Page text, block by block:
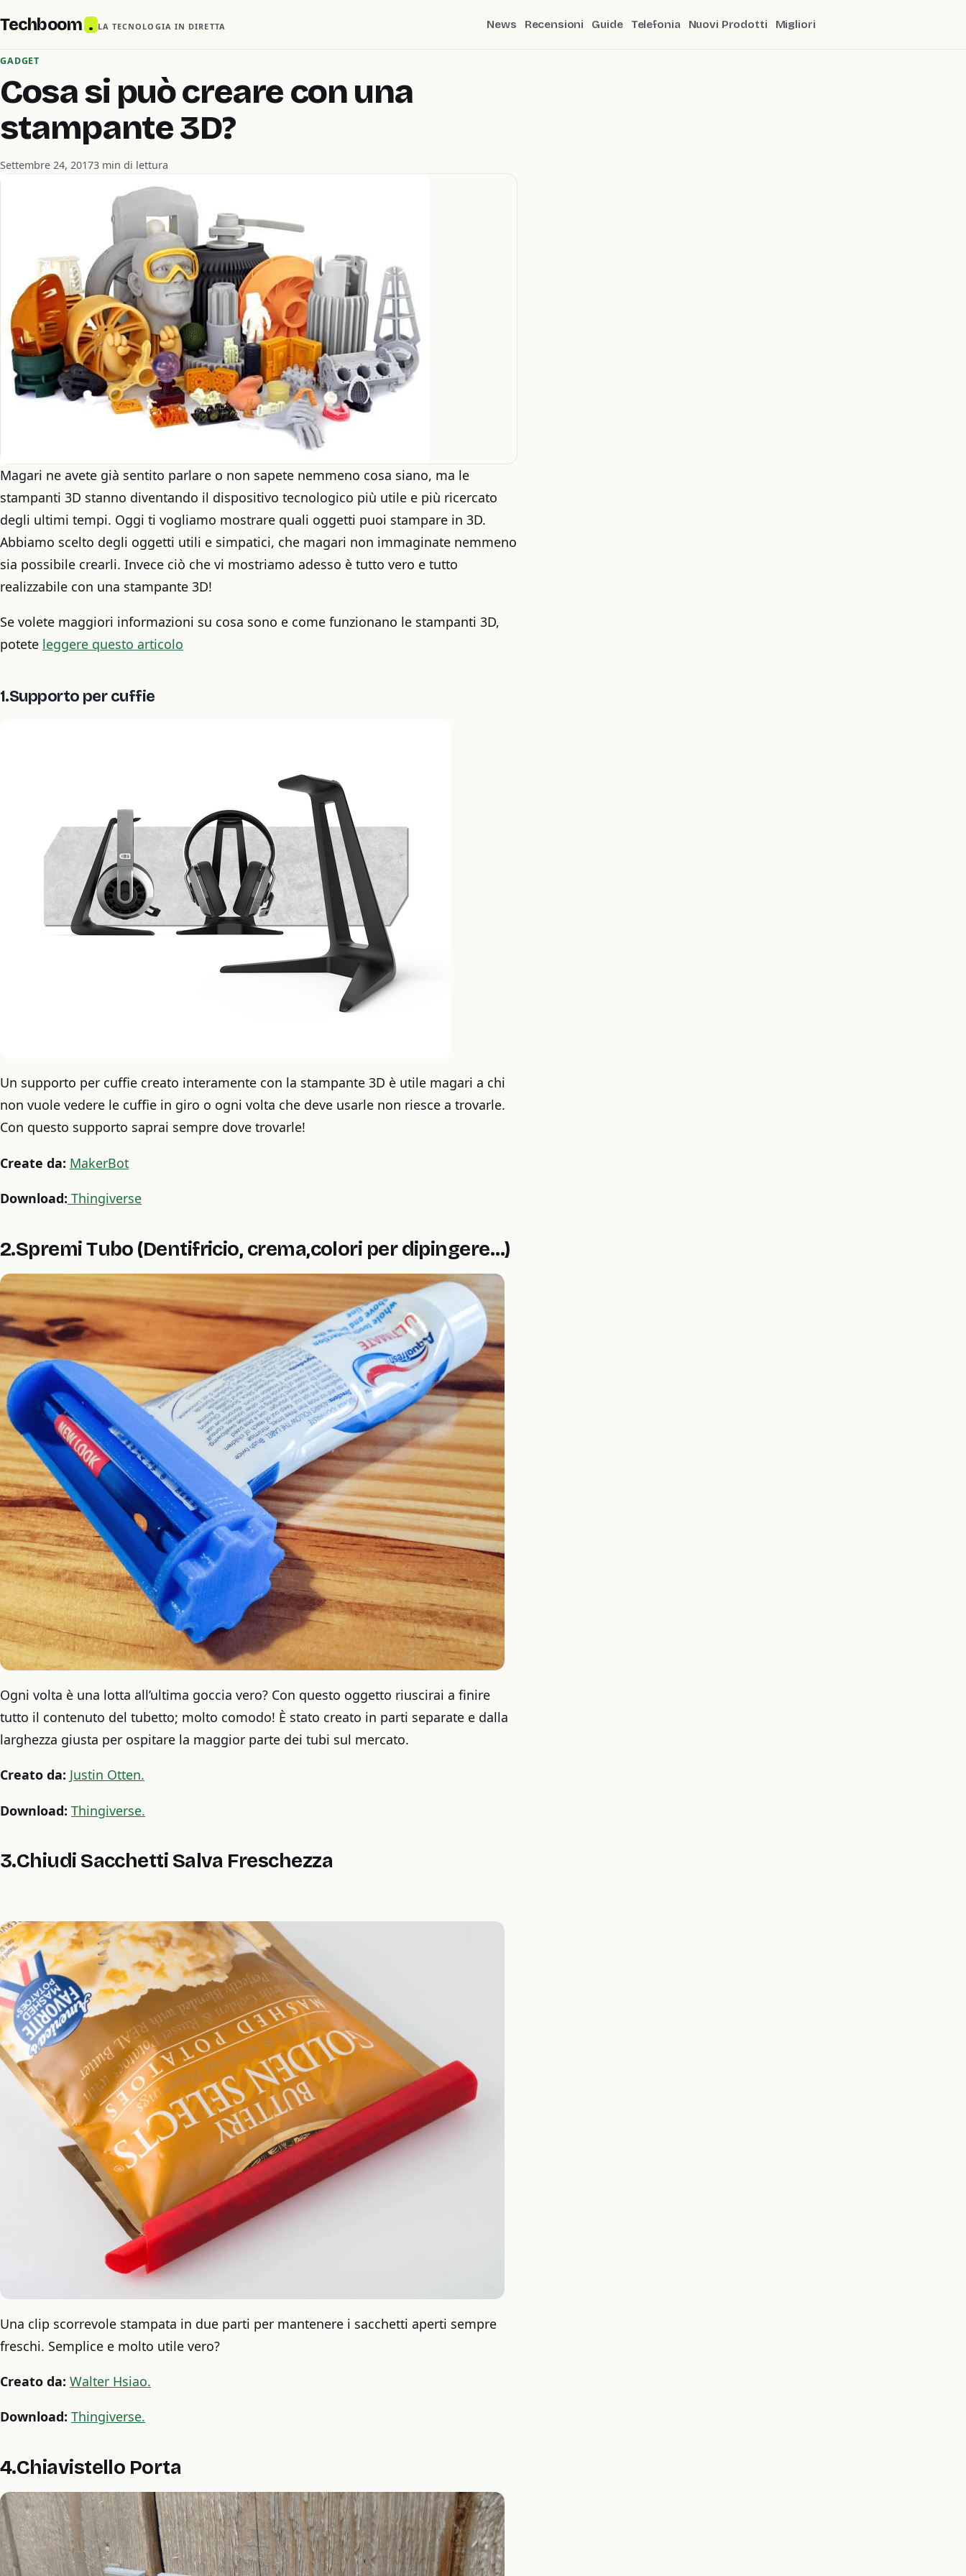
Techboom . LA TECNOLOGIA IN DIRETTA News Recensioni Guide Telefonia Nuovi Prodotti Migliori
GADGET
Cosa si può creare con una
stampante 3D?
Settembre 24, 20173 min di lettura
Magari ne avete già sentito parlare o non sapete nemmeno cosa siano, ma le
stampanti 3D stanno diventando il dispositivo tecnologico più utile e più ricercato
degli ultimi tempi. Oggi ti vogliamo mostrare quali oggetti puoi stampare in 3D.
Abbiamo scelto degli oggetti utili e simpatici, che magari non immaginate nemmeno
sia possibile crearli. Invece ciò che vi mostriamo adesso è tutto vero e tutto
realizzabile con una stampante 3D!
Se volete maggiori informazioni su cosa sono e come funzionano le stampanti 3D,
potete leggere questo articolo
1.Supporto per cuffie
Un supporto per cuffie creato interamente con la stampante 3D è utile magari a chi
non vuole vedere le cuffie in giro o ogni volta che deve usarle non riesce a trovarle.
Con questo supporto saprai sempre dove trovarle!
Create da: MakerBot
Download: Thingiverse
2.Spremi Tubo (Dentifricio, crema,colori per dipingere…)
Ogni volta è una lotta all’ultima goccia vero? Con questo oggetto riuscirai a finire
tutto il contenuto del tubetto; molto comodo! È stato creato in parti separate e dalla
larghezza giusta per ospitare la maggior parte dei tubi sul mercato.
Creato da: Justin Otten.
Download: Thingiverse.
3.Chiudi Sacchetti Salva Freschezza
Una clip scorrevole stampata in due parti per mantenere i sacchetti aperti sempre
freschi. Semplice e molto utile vero?
Creato da: Walter Hsiao.
Download: Thingiverse.
4.Chiavistello Porta